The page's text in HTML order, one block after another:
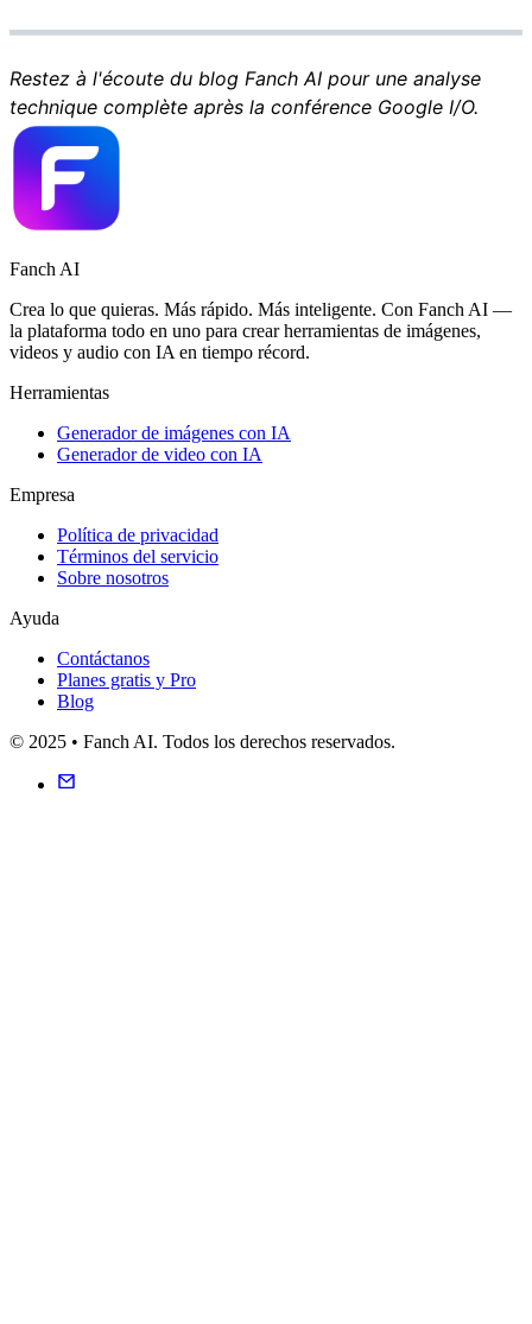
Restez à l'écoute du blog Fanch AI pour une analyse
technique complète après la conférence Google I/O.
Fanch AI
Crea lo que quieras. Más rápido. Más inteligente. Con Fanch AI —
la plataforma todo en uno para crear herramientas de imágenes,
videos y audio con IA en tiempo récord.
Herramientas
Generador de imágenes con IA
Generador de video con IA
Empresa
Política de privacidad
Términos del servicio
Sobre nosotros
Ayuda
Contáctanos
Planes gratis y Pro
Blog
© 2025 • Fanch AI. Todos los derechos reservados.